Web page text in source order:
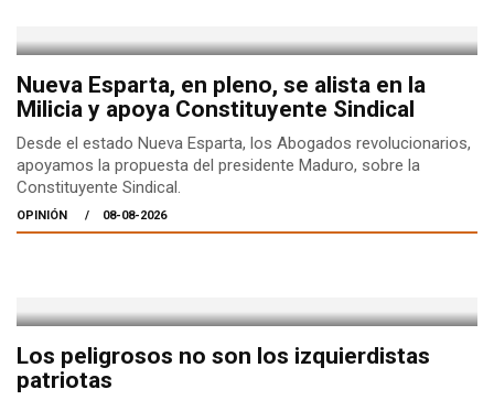
Nueva Esparta, en pleno, se alista en la
Milicia y apoya Constituyente Sindical
Desde el estado Nueva Esparta, los Abogados revolucionarios,
apoyamos la propuesta del presidente Maduro, sobre la
Constituyente Sindical.
OPINIÓN 08-08-2026
Los peligrosos no son los izquierdistas
patriotas